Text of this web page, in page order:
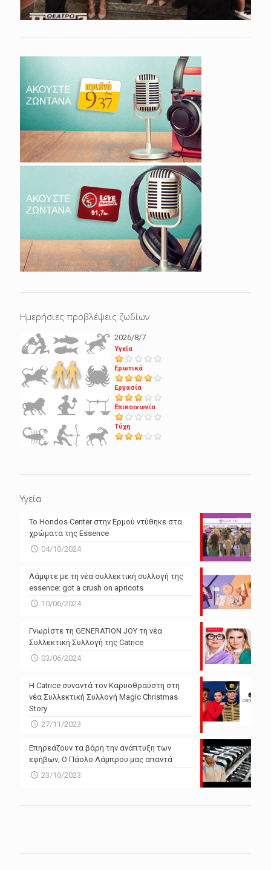
Ημερήσιες προβλέψεις ζωδίων
2026/8/7
Υγεία
Ερωτικά
Εργασία
Επικοινωνία
Τύχη
Υγεία
Το Hondos Center στην Ερμού ντύθηκε στα
χρώματα της Essence
04/10/2024
Λάμψτε με τη νέα συλλεκτική συλλογή της
essence: got a crush on apricots
10/06/2024
Γνωρίστε τη GENERATION JOY τη νέα
Συλλεκτική Συλλογή της Catrice
03/06/2024
Η Catrice συναντά τον Καρυοθραύστη στη
νέα Συλλεκτική Συλλογή Magic Christmas
Story
27/11/2023
Επηρεάζουν τα βάρη την ανάπτυξη των
εφήβων; Ο Πάολο Λάμπρου μας απαντά
23/10/2023